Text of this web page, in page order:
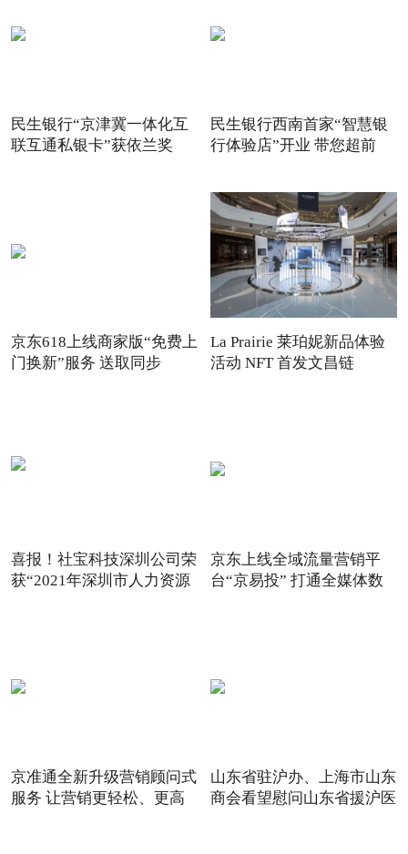
民生银行“京津冀一体化互
联互通私银卡”获依兰奖
民生银行西南首家“智慧银
行体验店”开业 带您超前
京东618上线商家版“免费上
门换新”服务 送取同步
La Prairie 莱珀妮新品体验
活动 NFT 首发文昌链
喜报！社宝科技深圳公司荣
获“2021年深圳市人力资源
京东上线全域流量营销平
台“京易投” 打通全媒体数
京准通全新升级营销顾问式
服务 让营销更轻松、更高
山东省驻沪办、上海市山东
商会看望慰问山东省援沪医